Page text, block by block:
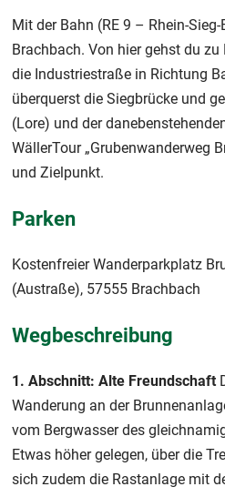
Mit der Bahn (RE 9 – Rhein-
Brachbach. Von hier gehst du
die Industriestraße in Richtung
überquerst die Siegbrücke und
(Lore) und der
WällerTour „Grubenwanderweg
und Zielpunkt.
Parken
Kostenfreier Wanderparkplatz
(Austraße), 57555 Brachbach
Wegbeschreibung
1. Abschnitt: Alte Freundschaft
Wanderung an der
vom Bergwasser des
Etwas höher gelegen, über die
sich zudem die Rastanlage mit